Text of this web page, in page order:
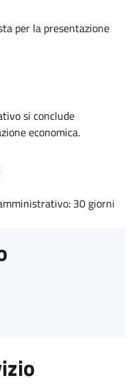
per la presentazione
si conclude
economica.
30 giorni